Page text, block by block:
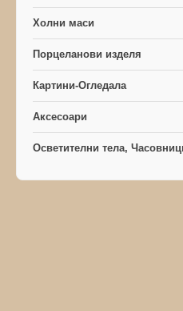
Холни маси
Порцеланови изделя
Картини-Огледала
Аксесоари
Осветителни тела,